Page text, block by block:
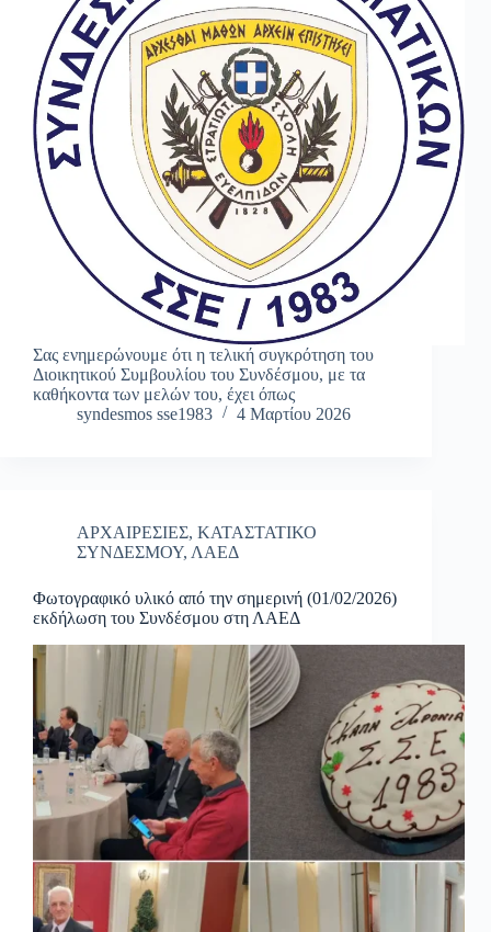
Σας ενημερώνουμε ότι η τελική συγκρότηση του
Διοικητικού Συμβουλίου του Συνδέσμου, με τα
καθήκοντα των μελών του, έχει όπως
syndesmos sse1983
4 Μαρτίου 2026
ΑΡΧΑΙΡΕΣΙΕΣ, ΚΑΤΑΣΤΑΤΙΚΟ
ΣΥΝΔΕΣΜΟΥ, ΛΑΕΔ
Φωτογραφικό υλικό από την σημερινή (01/02/2026)
εκδήλωση του Συνδέσμου στη ΛΑΕΔ